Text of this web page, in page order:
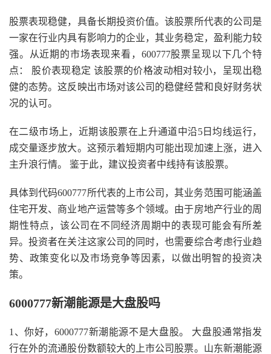
股票表现稳健，具备长期投资价值。该股票所代表的公司是
一家在行业内具有影响力的企业，其业务稳定，盈利能力较
强。从近期的市场表现来看，600777股票呈现以下几个特
点： 股价表现稳定 该股票的价格波动相对较小，呈现出稳
健的态势。这反映出市场对该公司的稳健经营和良好财务状
况的认可。
在二级市场上，近期该股票在上升通道中沿5日均线运行，
成交量逐步放大。这预示着短期内可能出现加速上涨，进入
主升浪行情。 鉴于此，建议投资者中线持有该股票。
具体到代码600777所代表的上市公司，其业务范围可能涵盖
住宅开发、商业地产运营等多个领域。由于房地产行业的周
期性特点，该公司在不同经济周期中的表现可能会有所差
异。投资者在关注这家公司的同时，也需要综合考虑行业趋
势、政策变化以及市场竞争等因素，以做出明智的投资决
策。
6000777新潮能源是大盘股吗
1、你好，6000777新潮能源不是大盘股。 大盘股通常指发
行在外的流通股份数额较大的上市公司股票。山东新潮能源